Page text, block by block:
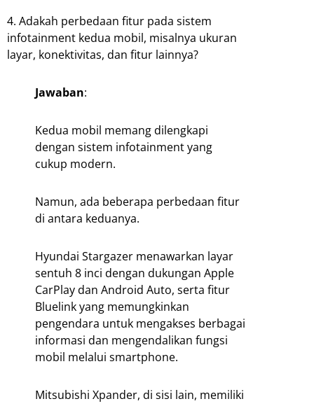
4. Adakah perbedaan fitur pada sistem
infotainment kedua mobil, misalnya ukuran
layar, konektivitas, dan fitur lainnya?
Jawaban:
Kedua mobil memang dilengkapi
dengan sistem infotainment yang
cukup modern.
Namun, ada beberapa perbedaan fitur
di antara keduanya.
Hyundai Stargazer menawarkan layar
sentuh 8 inci dengan dukungan Apple
CarPlay dan Android Auto, serta fitur
Bluelink yang memungkinkan
pengendara untuk mengakses berbagai
informasi dan mengendalikan fungsi
mobil melalui smartphone.
Mitsubishi Xpander, di sisi lain, memiliki